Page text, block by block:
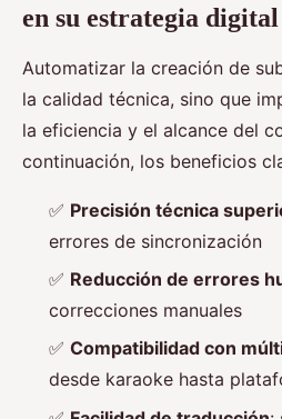
en su estrategia digital
Automatizar la creación de
la calidad técnica, sino que
la eficiencia y el alcance del
continuación, los beneficios
✅ Precisión técnica
errores de sincronización
✅ Reducción de errores
correcciones manuales
✅ Compatibilidad con
desde karaoke hasta